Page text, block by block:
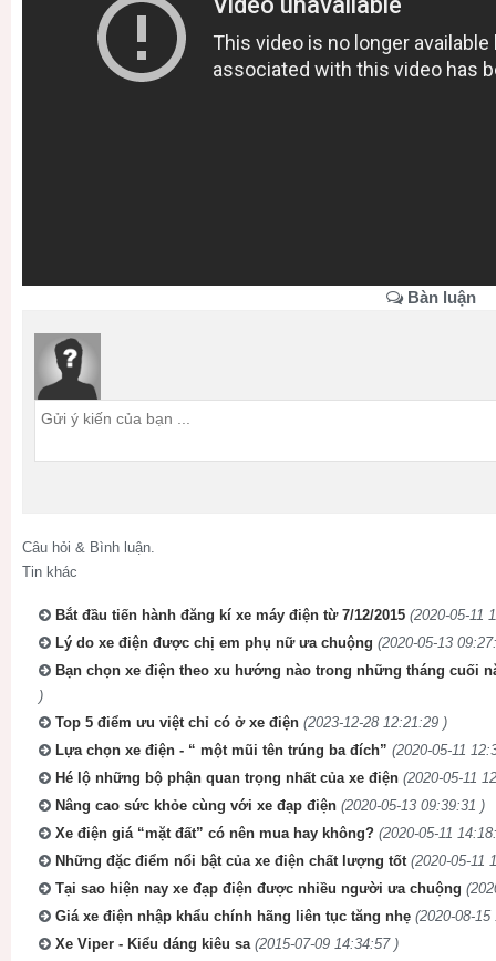
Bàn luận
Câu hỏi & Bình luận.
Tin khác
Bắt đầu tiến hành đăng kí xe máy điện từ 7/12/2015 (2020-05-11
Lý do xe điện được chị em phụ nữ ưa chuộng (2020-05-13
Bạn chọn xe điện theo xu hướng nào trong những tháng cuối
)
Top 5 điểm ưu việt chỉ có ở xe điện (2023-12-28 12:21:29 )
Lựa chọn xe điện - “ một mũi tên trúng ba đích” (2020-05-11
Hé lộ những bộ phận quan trọng nhất của xe điện (2020-05-11
Nâng cao sức khỏe cùng với xe đạp điện (2020-05-13 09:39:31 )
Xe điện giá “mặt đất” có nên mua hay không? (2020-05-11
Những đặc điểm nổi bật của xe điện chất lượng tốt (2020-05-11
Tại sao hiện nay xe đạp điện được nhiều người ưa chuộng
Giá xe điện nhập khẩu chính hãng liên tục tăng nhẹ (2020-08-15
Xe Viper - Kiểu dáng kiêu sa (2015-07-09 14:34:57 )